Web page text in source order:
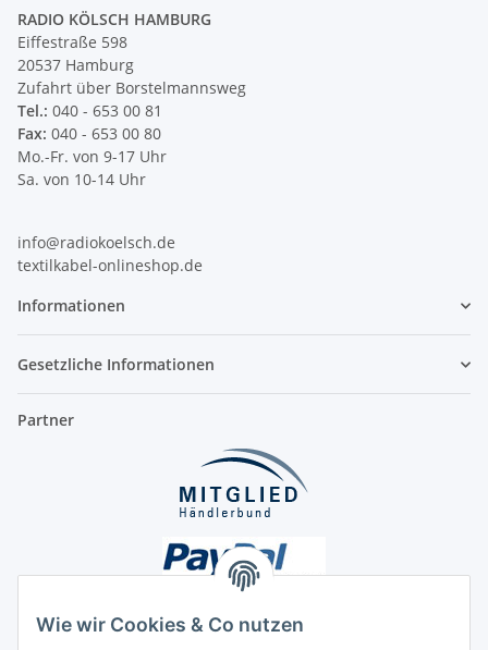
Wie wir Cookies & Co nutzen
RADIO KÖLSCH HAMBURG
Eiffestraße 598
20537 Hamburg
Zufahrt über Borstelmannsweg
Tel.: 040 - 653 00 81
Fax: 040 - 653 00 80
Mo.-Fr. von 9-17 Uhr
Sa. von 10-14 Uhr
info@radiokoelsch.de
textilkabel-onlineshop.de
Informationen
Gesetzliche Informationen
Partner